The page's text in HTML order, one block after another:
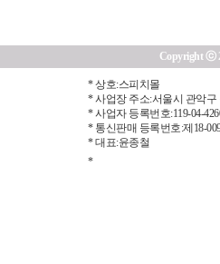
Copyright ⓒ
* 상호:스피치몰
* 사업장 주소:서울시 관악구
* 사업자 등록번호:119-04-
* 통신판매 등록번호:제18-
* 대표:윤종철
*